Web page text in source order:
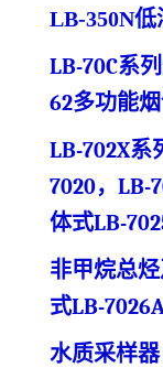
LB-350N低
LB-70C系
62多功能
LB-702X系
7020，LB-
体式LB-
非甲烷总烃
式LB-
水质采样器